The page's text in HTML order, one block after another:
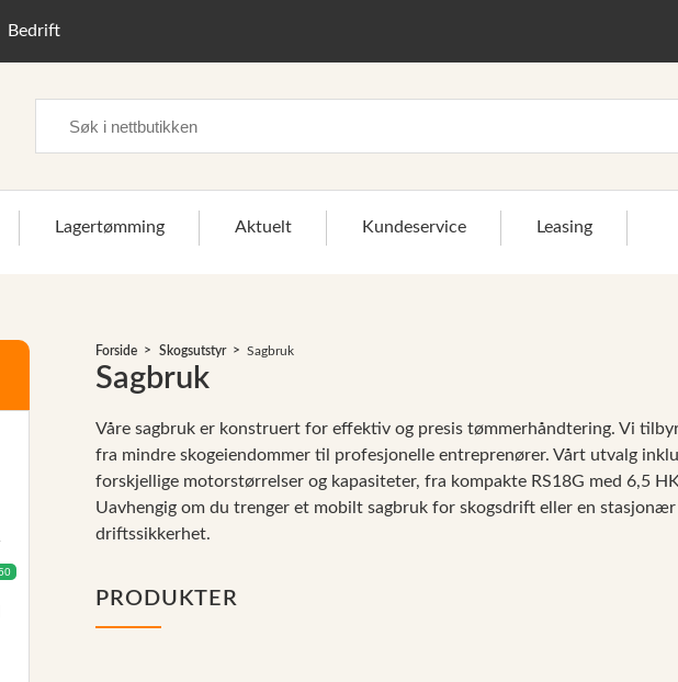
Bedrift
Lagertømming Aktuelt Kundeservice Leasing
>
Forside Skogsutstyr Sagbruk
Sagbruk
Våre sagbruk er konstruert for effektiv og presis tømmerhåndtering. Vi
fra mindre skogeiendommer til profesjonelle entreprenører. Vårt utvalg
forskjellige motorstørrelser og kapasiteter, fra kompakte RS18G med 6,5
Uavhengig om du trenger et mobilt sagbruk for skogsdrift eller en
driftssikkerhet.
PRODUKTER